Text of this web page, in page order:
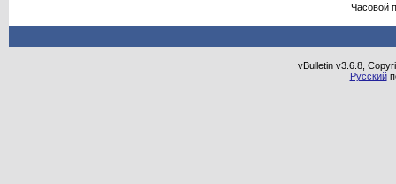
Часовой
vBulletin v3.6.8,
Русский